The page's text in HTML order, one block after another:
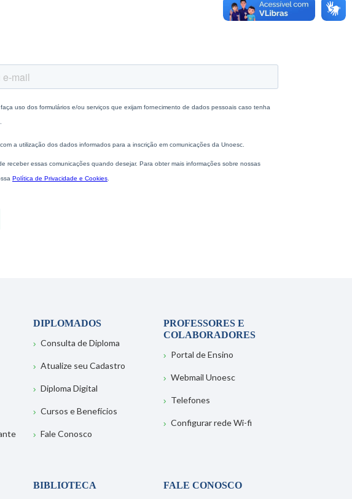
DIPLOMADOS
Consulta de Diploma
Atualize seu Cadastro
Diploma Digital
Cursos e Benefícios
Fale Conosco
PROFESSORES E
COLABORADORES
Portal de Ensino
Webmail Unoesc
Telefones
Configurar rede Wi-fi
BIBLIOTECA
FALE CONOSCO